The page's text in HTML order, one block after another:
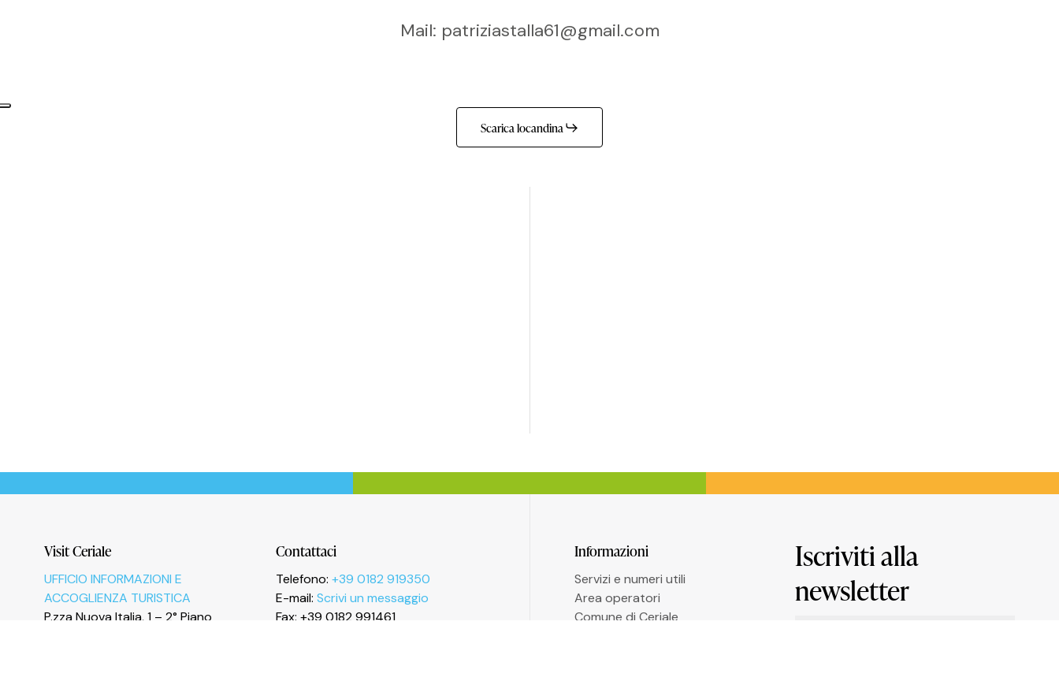
Mail: patriziastalla61@gmail.com
Scarica locandina
Visit Ceriale
UFFICIO INFORMAZIONI E
ACCOGLIENZA TURISTICA
P.zza Nuova Italia, 1 – 2° Piano
Contattaci
Telefono: +39 0182 919350
E-mail: Scrivi un messaggio
Fax: +39 0182 991461
Informazioni
Servizi e numeri utili
Area operatori
Comune di Ceriale
Iscriviti alla
newsletter
Le tue preferenze relative alla privacy